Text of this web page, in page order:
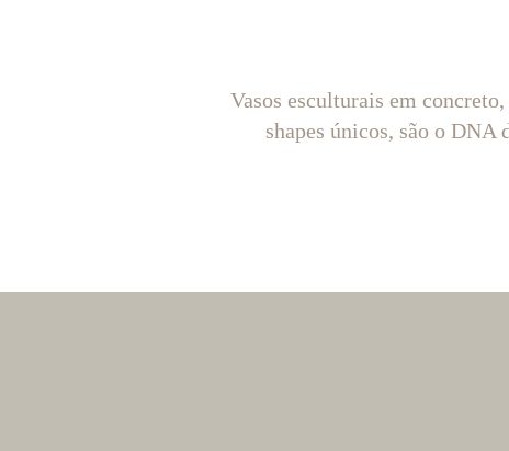
Vasos esculturais em
shapes únicos, são o DNA